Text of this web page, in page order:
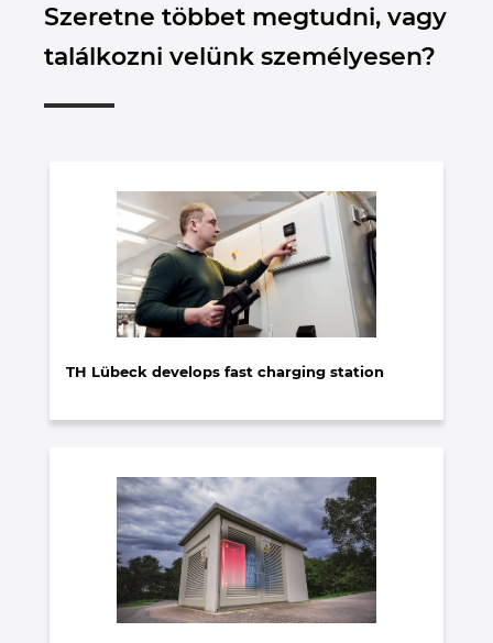
Szeretne többet megtudni, vagy
találkozni velünk személyesen?
TH Lübeck develops fast charging station